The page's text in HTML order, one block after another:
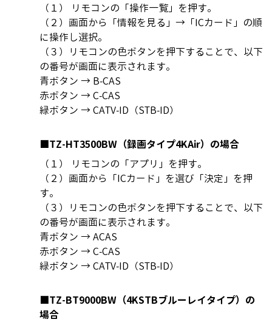
（１） リモコンの「操作一覧」を押す。
（２）画面から「情報を見る」→「ICカード」の順
に操作し選択。
（３）リモコンの色ボタンを押下することで、以下
の番号が画面に表示されます。
青ボタン → B-CAS
赤ボタン → C-CAS
緑ボタン → CATV-ID（STB-ID）
■TZ-HT3500BW（録画タイプ4KAir）の場合
（１） リモコンの「アプリ」を押す。
（２）画面から「ICカード」を選び「決定」を押
す。
（３）リモコンの色ボタンを押下することで、以下
の番号が画面に表示されます。
青ボタン → ACAS
赤ボタン → C-CAS
緑ボタン → CATV-ID（STB-ID）
■TZ-BT9000BW（4KSTBブルーレイタイプ）の
場合